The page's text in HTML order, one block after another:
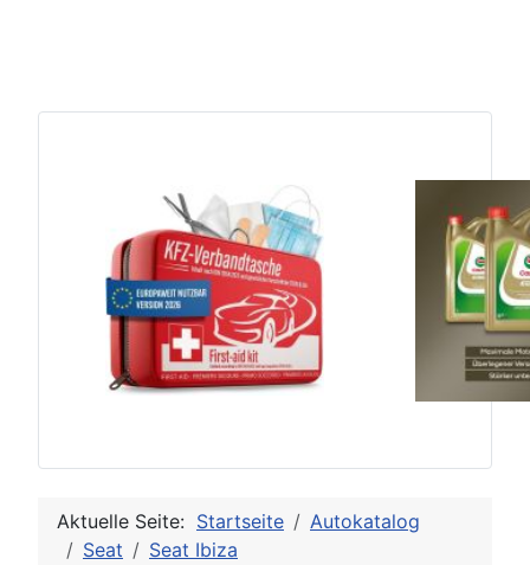
Aktuelle Seite: Startseite
Autokatalog
Seat
Seat Ibiza